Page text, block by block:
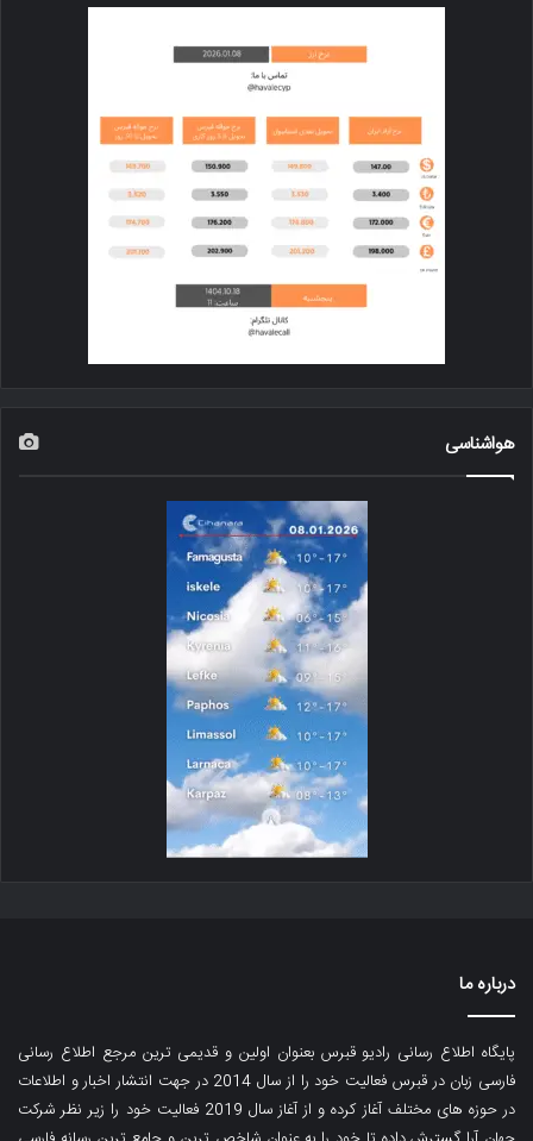
هواشناسی
درباره ما
پایگاه اطلاع رسانی رادیو قبرس بعنوان اولین و قدیمی ترین مرجع اطلاع رسانی
فارسی زبان در قبرس فعالیت خود را از سال 2014 در جهت انتشار اخبار و اطلاعات
در حوزه های مختلف آغاز کرده و از آغاز سال 2019 فعالیت خود را زیر نظر شرکت